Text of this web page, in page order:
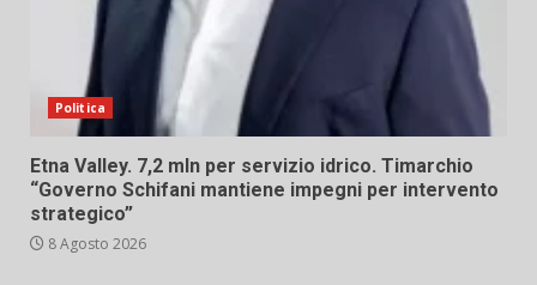
Politica
Etna Valley. 7,2 mln per servizio idrico. Timarchio
“Governo Schifani mantiene impegni per intervento
strategico”
8 Agosto 2026